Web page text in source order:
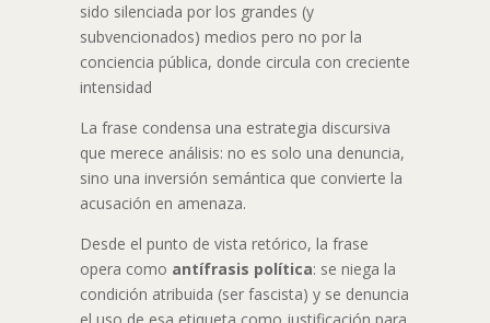
sido silenciada por los grandes (y
subvencionados) medios pero no por la
conciencia pública, donde circula con creciente
intensidad
La frase condensa una estrategia discursiva
que merece análisis: no es solo una denuncia,
sino una inversión semántica que convierte la
acusación en amenaza.
Desde el punto de vista retórico, la frase
opera como antífrasis política: se niega la
condición atribuida (ser fascista) y se denuncia